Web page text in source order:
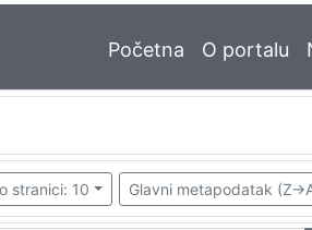
Početna O portalu
stranici: 10 Glavni metapodatak (Z-